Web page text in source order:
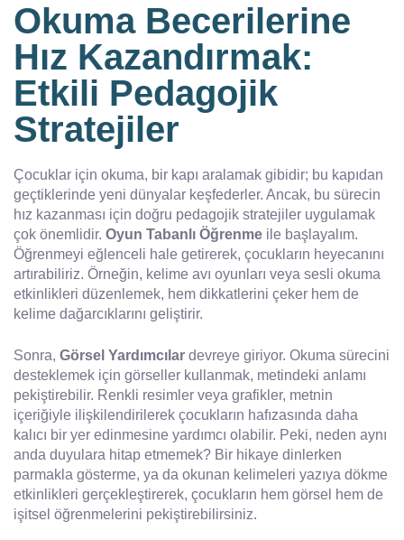
Okuma Becerilerine
Hız Kazandırmak:
Etkili Pedagojik
Stratejiler
Çocuklar için okuma, bir kapı aralamak gibidir; bu kapıdan
geçtiklerinde yeni dünyalar keşfederler. Ancak, bu sürecin
hız kazanması için doğru pedagojik stratejiler uygulamak
çok önemlidir. Oyun Tabanlı Öğrenme ile başlayalım.
Öğrenmeyi eğlenceli hale getirerek, çocukların heyecanını
artırabiliriz. Örneğin, kelime avı oyunları veya sesli okuma
etkinlikleri düzenlemek, hem dikkatlerini çeker hem de
kelime dağarcıklarını geliştirir.
Sonra, Görsel Yardımcılar devreye giriyor. Okuma sürecini
desteklemek için görseller kullanmak, metindeki anlamı
pekiştirebilir. Renkli resimler veya grafikler, metnin
içeriğiyle ilişkilendirilerek çocukların hafızasında daha
kalıcı bir yer edinmesine yardımcı olabilir. Peki, neden aynı
anda duyulara hitap etmemek? Bir hikaye dinlerken
parmakla gösterme, ya da okunan kelimeleri yazıya dökme
etkinlikleri gerçekleştirerek, çocukların hem görsel hem de
işitsel öğrenmelerini pekiştirebilirsiniz.